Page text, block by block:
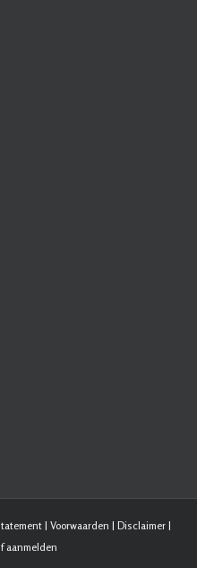
| Voorwaarden | Disclaimer|
aanmelden